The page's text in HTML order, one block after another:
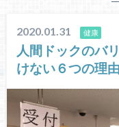
2020.01.31 健康
人間ドックのバ
けない６つの理由